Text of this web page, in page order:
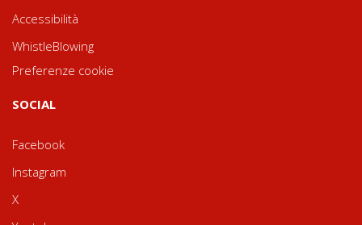
Accessibilità
WhistleBlowing
Preferenze cookie
SOCIAL
Facebook
Instagram
X